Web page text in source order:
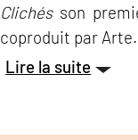
Clichésson
coproduit par Arte.
Lire la suite